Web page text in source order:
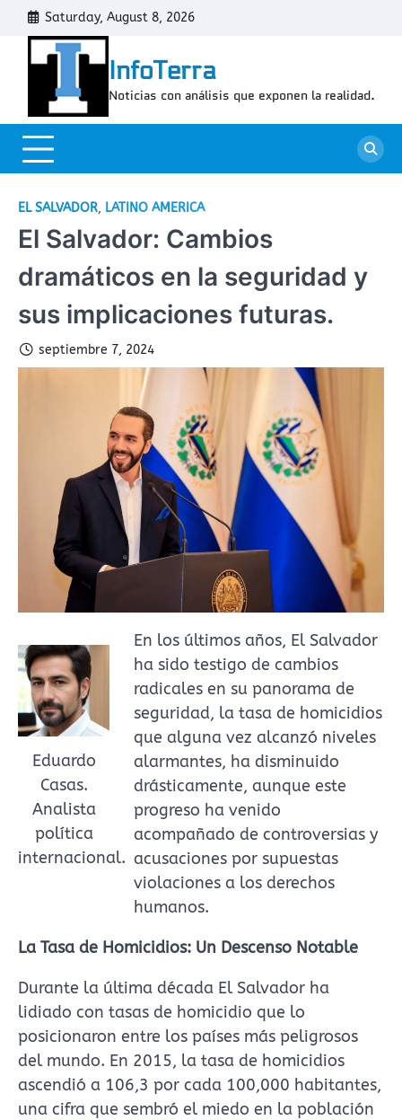
Skip
content
Saturday, August 8, 2026
InfoTerra
Noticias con análisis que exponen la realidad.
EL SALVADOR, LATINO AMERICA
El Salvador: Cambios
dramáticos en la seguridad y
sus implicaciones futuras.
septiembre 7, 2024
Eduardo
Casas.
Analista
política
internacional.
En los últimos años, El Salvador
ha sido testigo de cambios
radicales en su panorama de
seguridad, la tasa de homicidios
que alguna vez alcanzó niveles
alarmantes, ha disminuido
drásticamente, aunque este
progreso ha venido
acompañado de controversias y
acusaciones por supuestas
violaciones a los derechos
humanos.
La Tasa de Homicidios: Un Descenso Notable
Durante la última década El Salvador ha
lidiado con tasas de homicidio que lo
posicionaron entre los países más peligrosos
del mundo. En 2015, la tasa de homicidios
ascendió a 106,3 por cada 100,000 habitantes,
una cifra que sembró el miedo en la población